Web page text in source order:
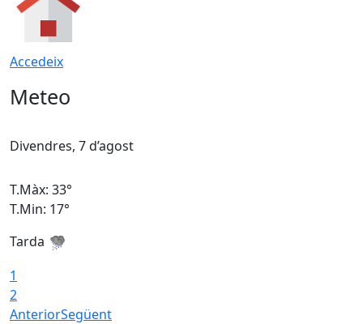
Accedeix
Meteo
Divendres, 7 d’agost
T.Màx: 33°
T.Min: 17°
Tarda
1
2
AnteriorSegüent